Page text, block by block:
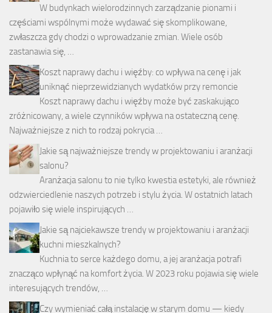
W budynkach wielorodzinnych zarządzanie pionami i
częściami wspólnymi może wydawać się skomplikowane,
zwłaszcza gdy chodzi o wprowadzanie zmian. Wiele osób
zastanawia się, …
Koszt naprawy dachu i więźby: co wpływa na cenę i jak
uniknąć nieprzewidzianych wydatków przy remoncie
Koszt naprawy dachu i więźby może być zaskakująco
zróżnicowany, a wiele czynników wpływa na ostateczną cenę.
Najważniejsze z nich to rodzaj pokrycia …
Jakie są najważniejsze trendy w projektowaniu i aranżacji
salonu?
Aranżacja salonu to nie tylko kwestia estetyki, ale również
odzwierciedlenie naszych potrzeb i stylu życia. W ostatnich latach
pojawiło się wiele inspirujących …
Jakie są najciekawsze trendy w projektowaniu i aranżacji
kuchni mieszkalnych?
Kuchnia to serce każdego domu, a jej aranżacja potrafi
znacząco wpłynąć na komfort życia. W 2023 roku pojawia się wiele
interesujących trendów, …
Czy wymieniać całą instalację w starym domu — kiedy